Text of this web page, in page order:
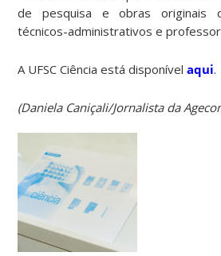
de pesquisa e obras originais
técnicos-administrativos e
A UFSC Ciência está disponívelaqui.
(Daniela Caniçali/Jornalista da